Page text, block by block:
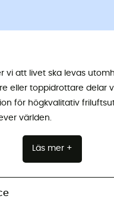
vi att livet ska levas
eller toppidrottare delar
för högkvalitativ
världen.
Läs mer +